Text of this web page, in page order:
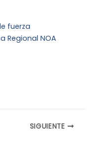
fuerza
Regional NOA
SIGUIENTE